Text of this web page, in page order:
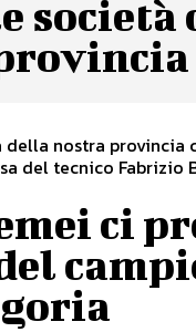
società
nostra provincia
del tecnico Fabrizio
ci